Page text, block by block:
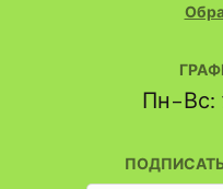
Пн–Вс: